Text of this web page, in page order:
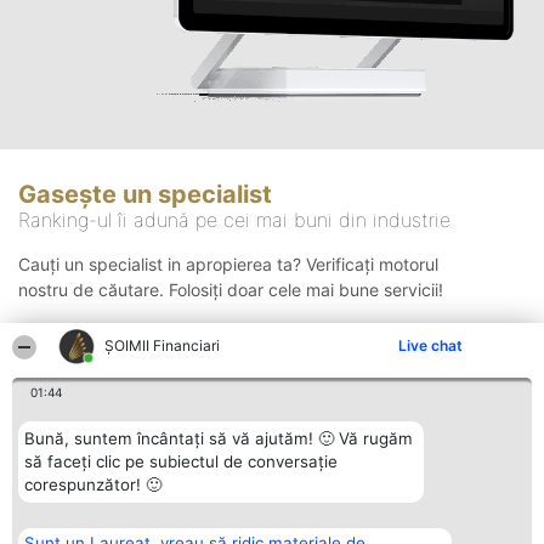
ȘOIMII Financiari Live chat
01:44
Bună, suntem încântați să vă ajutăm! 🙂 Vă rugăm
să faceți clic pe subiectul de conversație
corespunzător! 🙂
Gasește un specialist
Ranking-ul îi adună pe cei mai buni din industrie
Cauți un specialist in apropierea ta? Verificați motorul
nostru de căutare. Folosiți doar cele mai bune servicii!